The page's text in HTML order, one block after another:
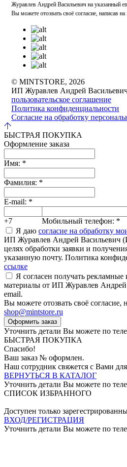
Журавлев Андрей Васильевич на указанный
Вы можете отозвать своё согласие, написав
© MINTSTORE, 2026
ИП Журавлев Андрей
пользовательское соглашение
Политика конфиденциальности
Согласие на обработку
БЫСТРАЯ ПОКУПКА
Оформление заказа
Имя: *
Фамилия: *
E-mail: *
+7 Мобильный телефон: *
Я даю согласие на обработку
ИП Журавлев Андрей Васильевич
целях обработки заявки и
указанную почту. Политика
ссылке
Я согласен получать
материалы от ИП Журавлев Андрей
email.
Вы можете отозвать своё согласие,
shop@mintstore.ru
Оформить заказ
Уточнить детали Вы можете по
БЫСТРАЯ ПОКУПКА
Спасибо!
Ваш заказ № оформлен.
Наш сотрудник свяжется с Вами
ВЕРНУТЬСЯ В КАТАЛОГ
Уточнить детали Вы можете по
СПИСОК ИЗБРАННОГО
Доступен только
ВХОД/РЕГИСТРАЦИЯ
Уточнить детали Вы можете по